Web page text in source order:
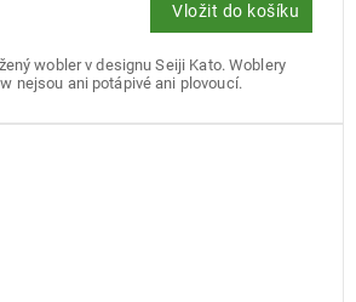
Vložit do košíku
wobler v designu Seiji Kato. Woblery
nejsou ani potápivé ani plovoucí.